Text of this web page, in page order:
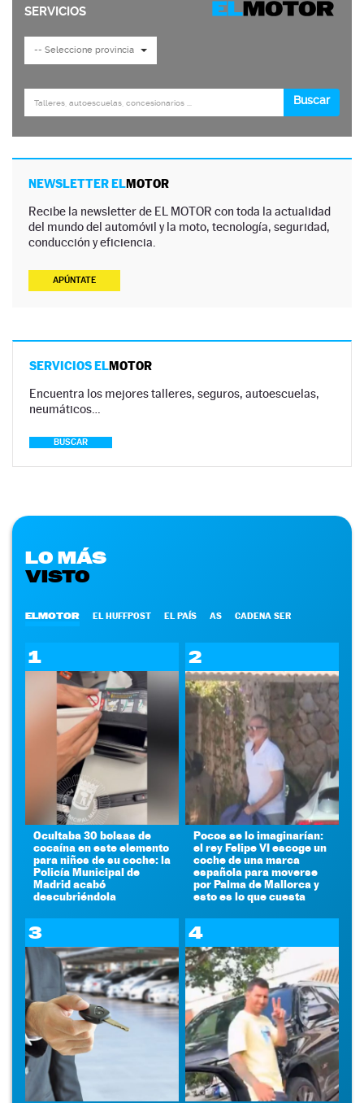
NEWSLETTER ELMOTOR
Recibe la newsletter de EL MOTOR con toda la actualidad
del mundo del automóvil y la moto, tecnología, seguridad,
conducción y eficiencia.
APÚNTATE
SERVICIOS ELMOTOR
Encuentra los mejores talleres, seguros, autoescuelas,
neumáticos…
BUSCAR
LO MÁS
VISTO
ELMOTOR EL HUFFPOST EL PAÍS AS CADENA SER
1
Ocultaba 30 bolsas de
cocaína en este elemento
para niños de su coche: la
Policía Municipal de
Madrid acabó
descubriéndola
2
Pocos se lo imaginarían:
el rey Felipe VI escoge un
coche de una marca
española para moverse
por Palma de Mallorca y
esto es lo que cuesta
3 4